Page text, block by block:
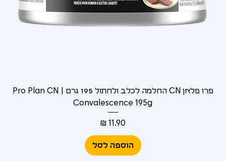
פרו פלאן CN החלמה לכלב ולחתול 195 גרם | Pro Plan CN
Convalescence 195g
מחיר‏11.90 ‏₪
הוספה לסל